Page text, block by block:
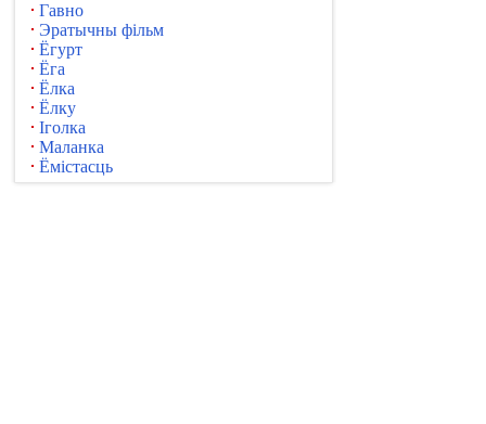
Гавно
Эратычны фільм
Ёгурт
Ёга
Ёлка
Ёлку
Іголка
Маланка
Ёмістасць